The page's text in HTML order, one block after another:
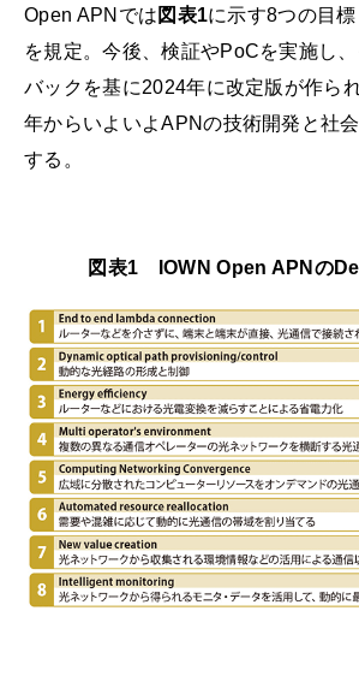
Open APNでは 図表1に示す8つの目
を規定。今後、検証やPoCを実施し
バックを基に2024年に改定版が作ら
年からいよいよAPNの技術開発と社
する。
図表1 IOWN Open APNの